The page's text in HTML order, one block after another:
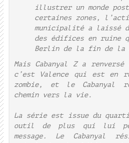
illustrer un monde
certaines zones,
municipalité a laissé
des édifices en ruine
Berlin de la fin de la
Mais Cabanyal Z a
c’est Valence qui est en
zombie, et le Cabanyal
chemin vers la vie.
La série est issue du
outil de plus qui lui
message. Le Cabanyal